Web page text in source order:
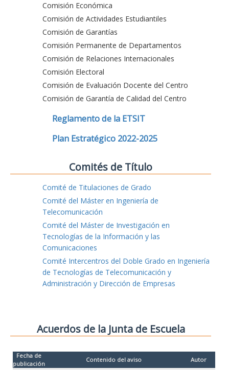
Comisión Económica
Comisión de Actividades Estudiantiles
Comisión de Garantías
Comisión Permanente de Departamentos
Comisión de Relaciones Internacionales
Comisión Electoral
Comisión de Evaluación Docente del Centro
Comisión de Garantía de Calidad del Centro
Reglamento de la ETSIT
Plan Estratégico 2022-2025
Comités de Título
Comité de Titulaciones de Grado
Comité del Máster en Ingeniería de
Telecomunicación
Comité del Máster de Investigación en
Tecnologías de la Información y las
Comunicaciones
Comité Intercentros del Doble Grado en Ingeniería
de Tecnologías de Telecomunicación y
Administración y Dirección de Empresas
Acuerdos de la Junta de Escuela
Fecha de
publicación
Contenido del aviso
Autor